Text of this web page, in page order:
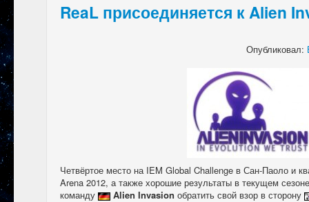
ReaL присоединяется к Alien
Опубликовал:
Четвёртое место на IEM Global Challenge в Сан-Паоло и
Arena 2012, а также хорошие результаты в текущем
команду
Alien Invasion обратить свой взор в сторону